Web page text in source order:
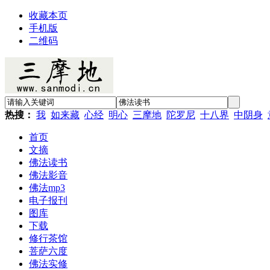
收藏本页
手机版
二维码
热搜： 我 如来藏 心经 明心 三摩地 陀罗尼 十八界 中阴身
首页
文摘
佛法读书
佛法影音
佛法mp3
电子报刊
图库
下载
修行茶馆
菩萨六度
佛法实修